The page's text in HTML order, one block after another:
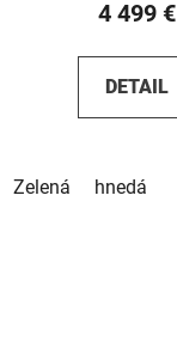
4 499 €
DETAIL
Zelená hnedá